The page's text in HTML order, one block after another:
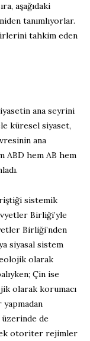
aşağıdaki
tanımlıyorlar.
tahkim eden
ana seyrini
küresel siyaset,
ana
ABD hem AB hem
sistemik
Birliği’yle
Birliği’nden
siyasal sistem
olarak
Çin ise
olarak korumacı
yapmadan
üzerinde de
otoriter rejimler